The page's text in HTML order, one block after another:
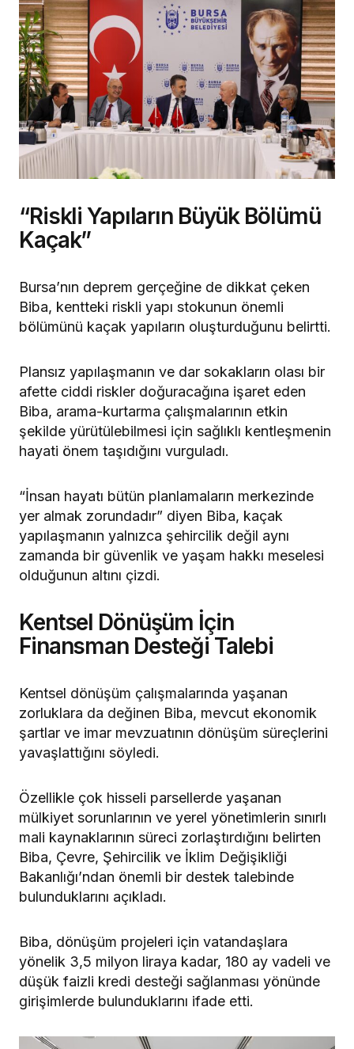
“Riskli Yapıların Büyük Bölümü
Kaçak”
Bursa’nın deprem gerçeğine de dikkat çeken
Biba, kentteki riskli yapı stokunun önemli
bölümünü kaçak yapıların oluşturduğunu belirtti.
Plansız yapılaşmanın ve dar sokakların olası bir
afette ciddi riskler doğuracağına işaret eden
Biba, arama-kurtarma çalışmalarının etkin
şekilde yürütülebilmesi için sağlıklı kentleşmenin
hayati önem taşıdığını vurguladı.
“İnsan hayatı bütün planlamaların merkezinde
yer almak zorundadır” diyen Biba, kaçak
yapılaşmanın yalnızca şehircilik değil aynı
zamanda bir güvenlik ve yaşam hakkı meselesi
olduğunun altını çizdi.
Kentsel Dönüşüm İçin
Finansman Desteği Talebi
Kentsel dönüşüm çalışmalarında yaşanan
zorluklara da değinen Biba, mevcut ekonomik
şartlar ve imar mevzuatının dönüşüm süreçlerini
yavaşlattığını söyledi.
Özellikle çok hisseli parsellerde yaşanan
mülkiyet sorunlarının ve yerel yönetimlerin sınırlı
mali kaynaklarının süreci zorlaştırdığını belirten
Biba, Çevre, Şehircilik ve İklim Değişikliği
Bakanlığı’ndan önemli bir destek talebinde
bulunduklarını açıkladı.
Biba, dönüşüm projeleri için vatandaşlara
yönelik 3,5 milyon liraya kadar, 180 ay vadeli ve
düşük faizli kredi desteği sağlanması yönünde
girişimlerde bulunduklarını ifade etti.